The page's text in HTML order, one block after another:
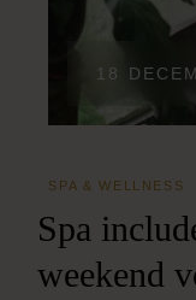
18
SPA & WELLNESS
Spa
weekend